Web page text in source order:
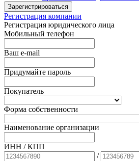
Зарегистрироваться
Регистрация компании
Регистрация юридического лица
Мобильный телефон
Ваш e-mail
Придумайте пароль
Покупатель
Форма собственности
Наименование организации
ИНН / КПП
/